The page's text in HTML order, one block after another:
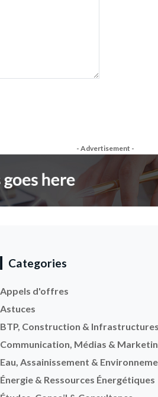
- Advertisement -
Categories
Appels d'offres
Astuces
BTP, Construction & Infrastructures
Communication, Médias &
Eau, Assainissement &
Énergie & Ressources Énergétiques